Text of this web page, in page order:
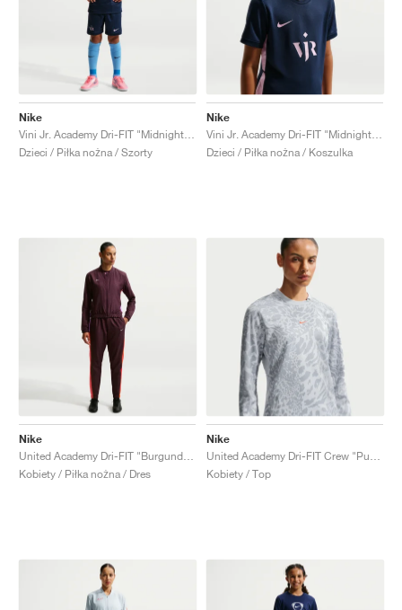
Nike
Dzieci / Piłka nożna / Szorty
Nike
Dzieci / Piłka nożna / Koszulka
Nike
Kobiety / Piłka nożna / Dres
Nike
Kobiety / Top